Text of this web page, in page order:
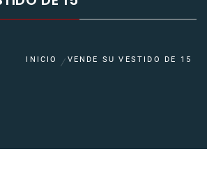
INICIO VENDE SU VESTIDO DE 15